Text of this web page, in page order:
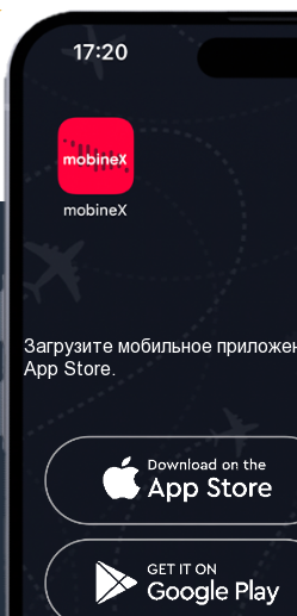
Наши сервисы
Контакт
Грузия: Тбилиси
Телефон: +442030340050
Загрузите мобильное
App Store.